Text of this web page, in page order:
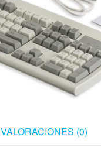
VALORACIONES (0)